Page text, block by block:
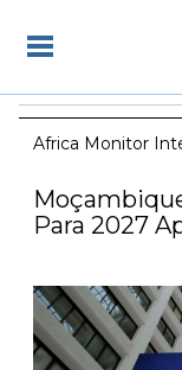
Africa Monitor
Para 2027